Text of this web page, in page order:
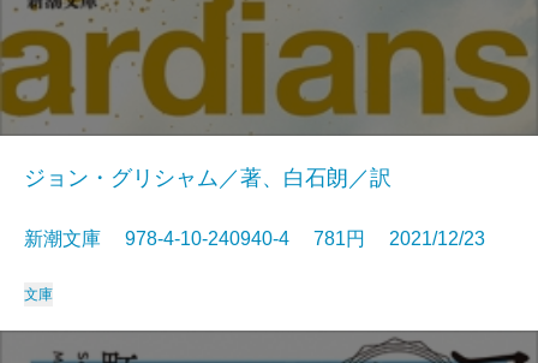
ジョン・グリシャム／著、白石朗／訳
新潮文庫 978-4-10-240940-4 781円 2021/12/23
文庫